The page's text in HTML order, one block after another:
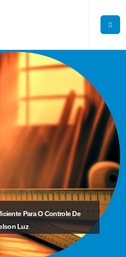
Para O Controle De
Luz